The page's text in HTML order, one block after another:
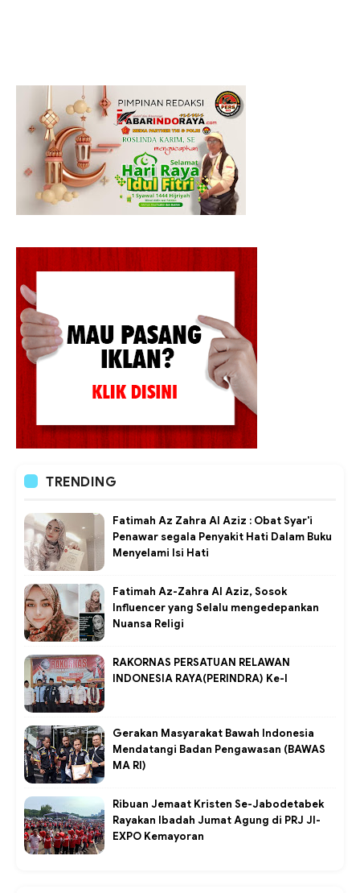
TRENDING
Fatimah Az Zahra Al Aziz : Obat Syar'i
Penawar segala Penyakit Hati Dalam Buku
Menyelami Isi Hati
Fatimah Az-Zahra Al Aziz, Sosok
Influencer yang Selalu mengedepankan
Nuansa Religi
RAKORNAS PERSATUAN RELAWAN
INDONESIA RAYA(PERINDRA) Ke-I
Gerakan Masyarakat Bawah Indonesia
Mendatangi Badan Pengawasan (BAWAS
MA RI)
Ribuan Jemaat Kristen Se-Jabodetabek
Rayakan Ibadah Jumat Agung di PRJ JI-
EXPO Kemayoran